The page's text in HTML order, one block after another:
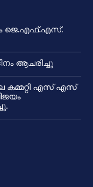
ജെ.എഫ്.എസ്.
ആചരിച്ചു
കമ്മറ്റി എസ് എസ്